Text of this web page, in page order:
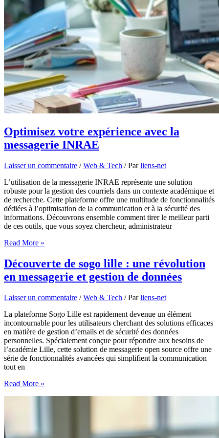
Optimisez votre expérience avec la
messagerie INRAE
Laisser un commentaire /Web & Tech / Parliens-net
L’utilisation de la messagerie INRAE représente une solution
robuste pour la gestion des courriels dans un contexte académique et
de recherche. Cette plateforme offre une multitude de fonctionnalités
dédiées à l’optimisation de la communication et à la sécurité des
informations. Découvrons ensemble comment tirer le meilleur parti
de ces outils, que vous soyez chercheur, administrateur
Optimisez
expérience
avec
la
INRAE
Read More »
Découverte de sogo lille : une révolution
en messagerie et gestion de données
Laisser un commentaire /Web & Tech / Parliens-net
La plateforme Sogo Lille est rapidement devenue un élément
incontournable pour les utilisateurs cherchant des solutions efficaces
en matière de gestion d’emails et de sécurité des données
personnelles. Spécialement conçue pour répondre aux besoins de
l’académie Lille, cette solution de messagerie open source offre une
série de fonctionnalités avancées qui simplifient la communication
tout en
Découverte
:
une
révolution
Read More »